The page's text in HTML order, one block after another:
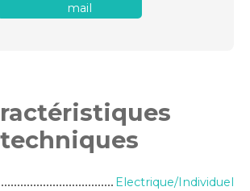
mail
techniques
Electrique/Individuel